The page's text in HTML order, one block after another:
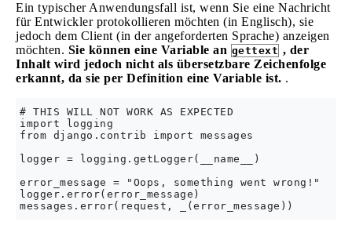
Ein typischer Anwendungsfall ist, wenn Sie eine Nachricht
für Entwickler protokollieren möchten (in Englisch), sie
jedoch dem Client (in der angeforderten Sprache) anzeigen
möchten. Sie können eine Variable an gettext , der
Inhalt wird jedoch nicht als übersetzbare Zeichenfolge
erkannt, da sie per Definition eine Variable ist. .
# THIS WILL NOT WORK AS EXPECTED
import logging
from django.contrib import messages
logger = logging.getLogger(__name__)
error_message = "Oops, something went wrong!"
logger.error(error_message)